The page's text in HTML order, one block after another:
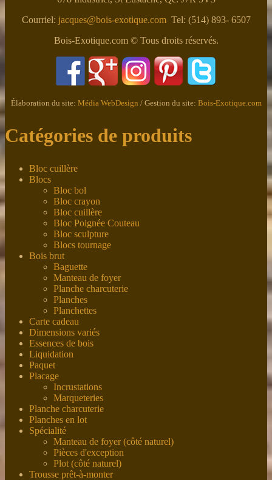
Courriel: jacques@bois-exotique.comTel: (514) 893- 6507
Bois-Exotique.com © Tous droits réservés.
Élaboration du site: Média WebDesign / Gestion du site: Bois-Exotique.com
Catégories de produits
Bloc cuillère
Blocs
Bloc bol
Bloc crayon
Bloc cuillère
Bloc Poignée Couteau
Bloc sculpture
Blocs tournage
Bois brut
Baguette
Manteau de foyer
Planche charcuterie
Planches
Planchettes
Carte cadeau
Dimensions variés
Essences de bois
Liquidation
Paquet
Placage
Incrustations
Marqueteries
Planche charcuterie
Planches en lot
Spécialité
Manteau de foyer (côté naturel)
Pièces d'exception
Plot (côté naturel)
Trousse prêt-à-monter